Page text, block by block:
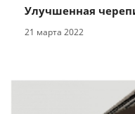
Улучшенная
21 марта 2022